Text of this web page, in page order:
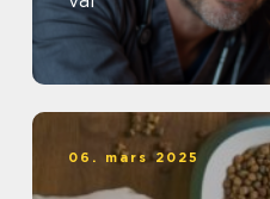
06. mars 2025